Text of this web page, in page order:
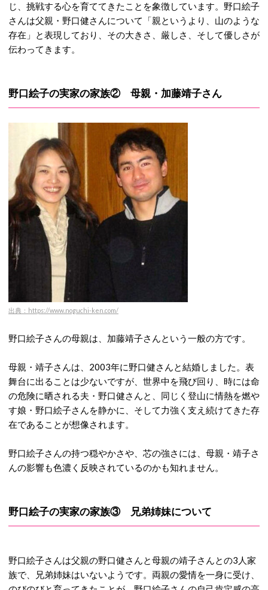
じ、挑戦する心を育ててきたことを象徴しています。野口絵子
さんは父親・野口健さんについて「親というより、山のような
存在」と表現しており、その大きさ、厳しさ、そして優しさが
伝わってきます。
野口絵子の実家の家族② 母親・加藤靖子さん
出典：https://www.noguchi-ken.com/
野口絵子さんの母親は、 加藤靖子さんという一般の方です。
母親・靖子さんは、2003年に野口健さんと結婚しました。 表
舞台に出ることは少ないですが、世界中を飛び回り、時には命
の危険に晒される夫・野口健さんと、同じく登山に情熱を燃や
す娘・野口絵子さんを静かに、そして力強く支え続けてきた存
在であることが想像されます。
野口絵子さんの持つ穏やかさや、芯の強さには、母親・靖子さ
んの影響も色濃く反映されているのかも知れません。
野口絵子の実家の家族③ 兄弟姉妹について
野口絵子さんは父親の野口健さんと母親の靖子さんとの3人家
族で、兄弟姉妹はいないようです。 両親の愛情を一身に受け、